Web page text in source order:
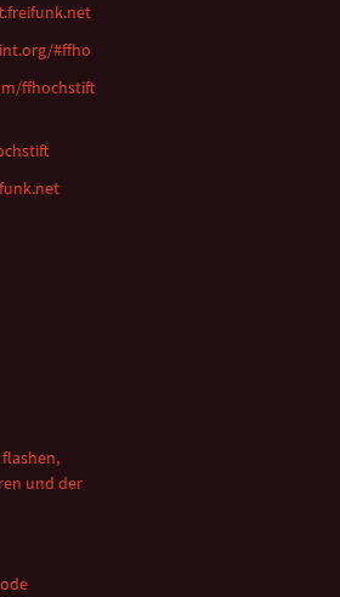
#ffho
ffhochstift
und der